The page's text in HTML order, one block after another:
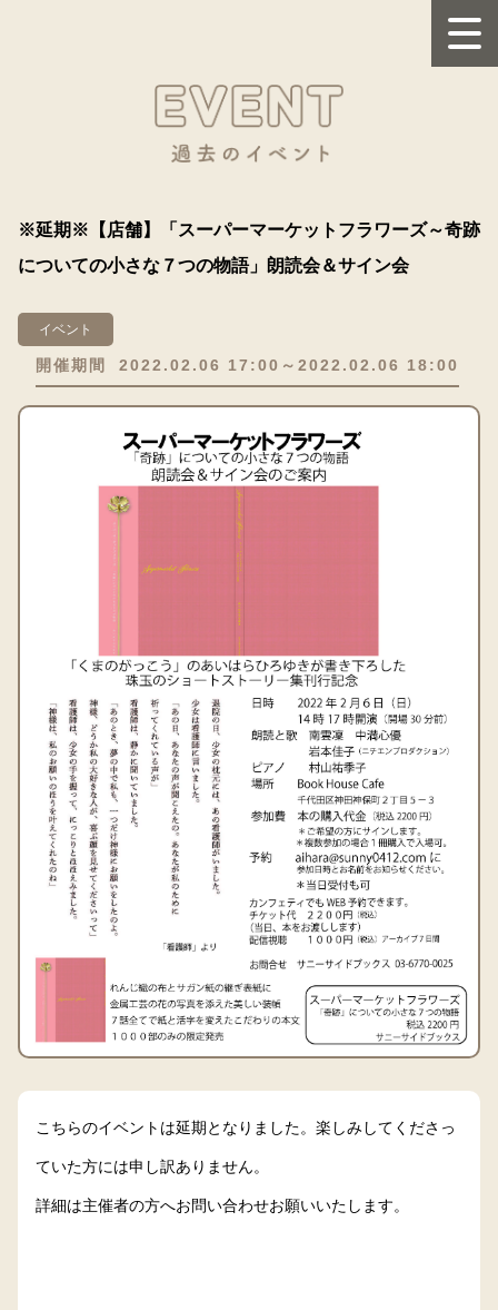
※延期※【店舗】「スーパーマーケットフラワーズ～奇跡
についての小さな７つの物語」朗読会＆サイン会
イベント
開催期間 2022.02.06 17:00～2022.02.06 18:00
こちらのイベントは延期となりました。楽しみしてくださっ
ていた方には申し訳ありません。
詳細は主催者の方へお問い合わせお願いいたします。